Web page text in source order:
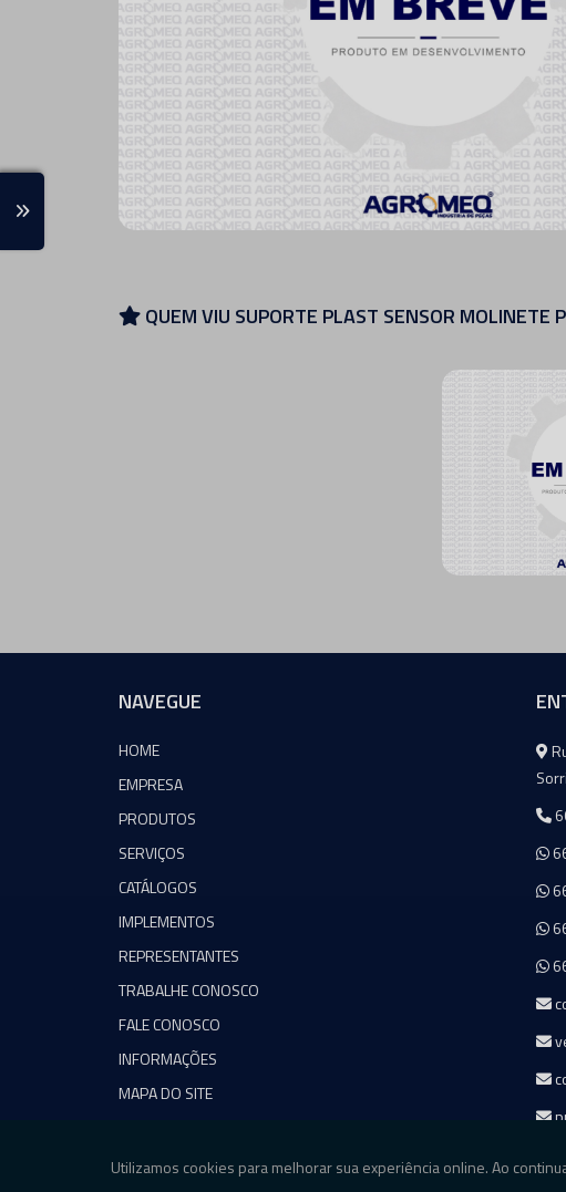
QUEM VIU SUPORTE PLAST SENSOR
NAVEGUE
HOME
EMPRESA
PRODUTOS
SERVIÇOS
CATÁLOGOS
IMPLEMENTOS
REPRESENTANTES
TRABALHE CONOSCO
FALE CONOSCO
INFORMAÇÕES
MAPA DO SITE